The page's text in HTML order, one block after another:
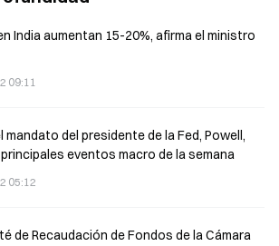
India aumentan 15-20%, afirma el ministro
09:11
mandato del presidente de la Fed, Powell,
eventos macro de la semana
05:12
de Recaudación de Fondos de la Cámara